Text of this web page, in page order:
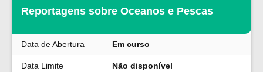
Reportagens sobre Oceanos e Pescas
Data de Abertura Em curso
Data Limite Não disponível